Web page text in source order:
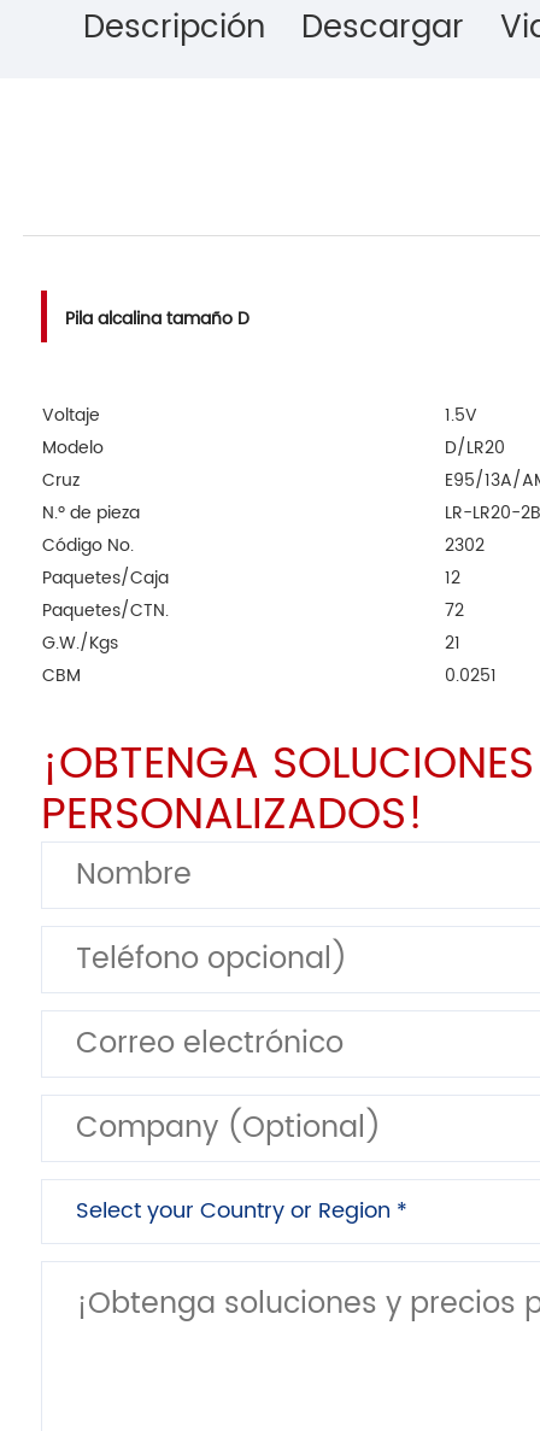
Descripción Descargar
Pila alcalina tamaño D
Voltaje
1.5V
Modelo
D/LR20
Cruz
E95/13A/
N.º de pieza
LR-LR20-2B
Código No.
2302
Paquetes/Caja
12
Paquetes/CTN.
72
G.W./Kgs
21
CBM
0.0251
¡OBTENGA
PERSONALIZADOS!